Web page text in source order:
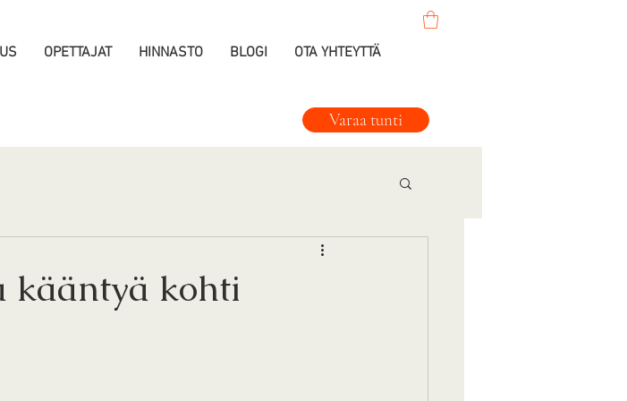
OPETTAJAT HINNASTO BLOGI OTA YHTEYTTÄ
Varaa tunti
kääntyä kohti